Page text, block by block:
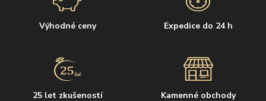
Výhodné ceny Expedice do 24 h
25 let zkušeností Kamenné obchody